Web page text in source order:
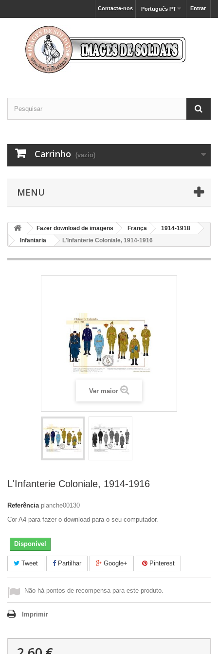
Entrar
Português PT
Contacte-nos
Carrinho (vazio)
MENU
Fazer download de imagens França
1914-1918
Infantaria
L'Infanterie Coloniale, 1914-1916
Ver maior
L'Infanterie Coloniale, 1914-1916
Referência planche00130
Cor A4 para fazer o download para o seu computador.
Disponível
Tweet Partilhar Google+ Pinterest
Não há pontos de recompensa para este produto.
Imprimir